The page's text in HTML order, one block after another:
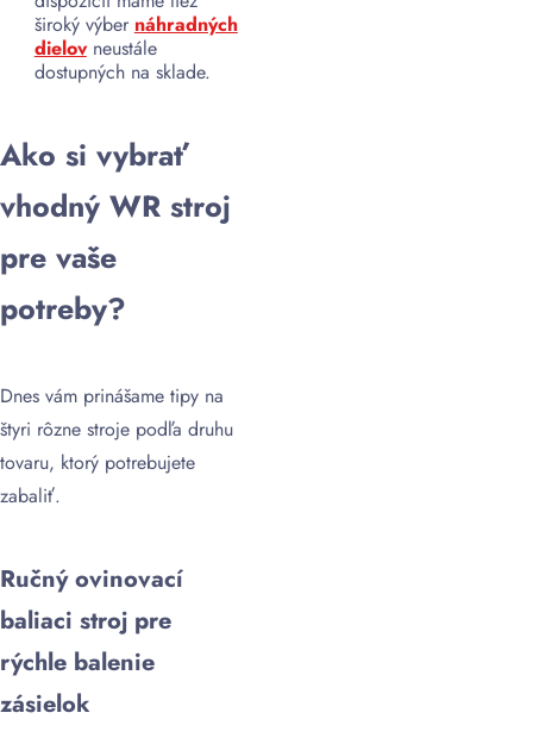
široký výber náhradných
dielovneustále
dostupných na sklade.
Ako si vybrať
vhodný WR stroj
pre vaše
potreby?
Dnes vám prinášame tipy na
štyri rôzne stroje podľa druhu
tovaru, ktorý potrebujete
zabaliť.
Ručný ovinovací
baliaci stroj pre
rýchle balenie
zásielok